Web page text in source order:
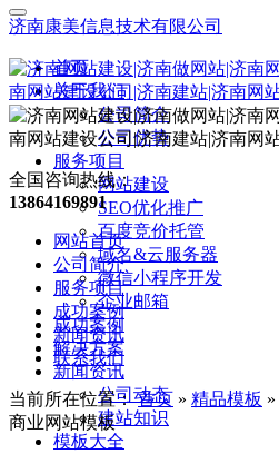
济南康美信息技术有限公司
首页
关于我们
公司简介
公司优势
服务项目
网站建设
SEO优化推广
百度竞价托管
域名&云服务器
微信小程序开发
企业邮箱
成功案例
解决方案
新闻资讯
公司动态
建站知识
模板大全
全国咨询热线：
13864169891
网站首页
公司简介
服务项目
成功案例
新闻资讯
联系我们
当前所在位置：首页 » 精品模板 »
商业网站模板